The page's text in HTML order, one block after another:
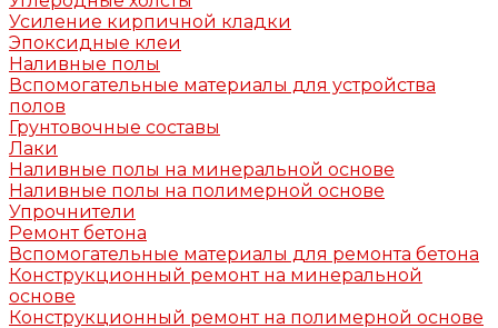
Усиление кирпичной кладки
Эпоксидные клеи
Наливные полы
Вспомогательные материалы для устройства
полов
Грунтовочные составы
Лаки
Наливные полы на минеральной основе
Наливные полы на полимерной основе
Упрочнители
Ремонт бетона
Вспомогательные материалы для ремонта бетона
Конструкционный ремонт на минеральной
основе
Конструкционный ремонт на полимерной основе